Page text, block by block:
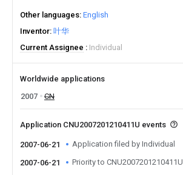
Other languages English
Inventor 叶华
Current Assignee
Individual
Worldwide applications
2007
CN
Application CNU2007201210411U events
2007-06-21 Application filed by Individual
2007-06-21 Priority to CNU2007201210411U